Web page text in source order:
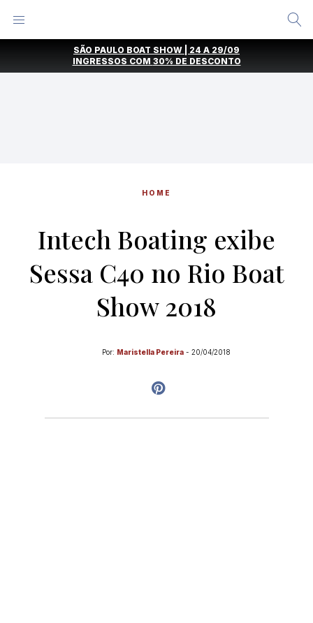
SÃO PAULO BOAT SHOW | 24 A 29/09
INGRESSOS COM 30% DE DESCONTO
HOME
Intech Boating exibe
Sessa C40 no Rio Boat
Show 2018
Por: Maristella Pereira - 20/04/2018